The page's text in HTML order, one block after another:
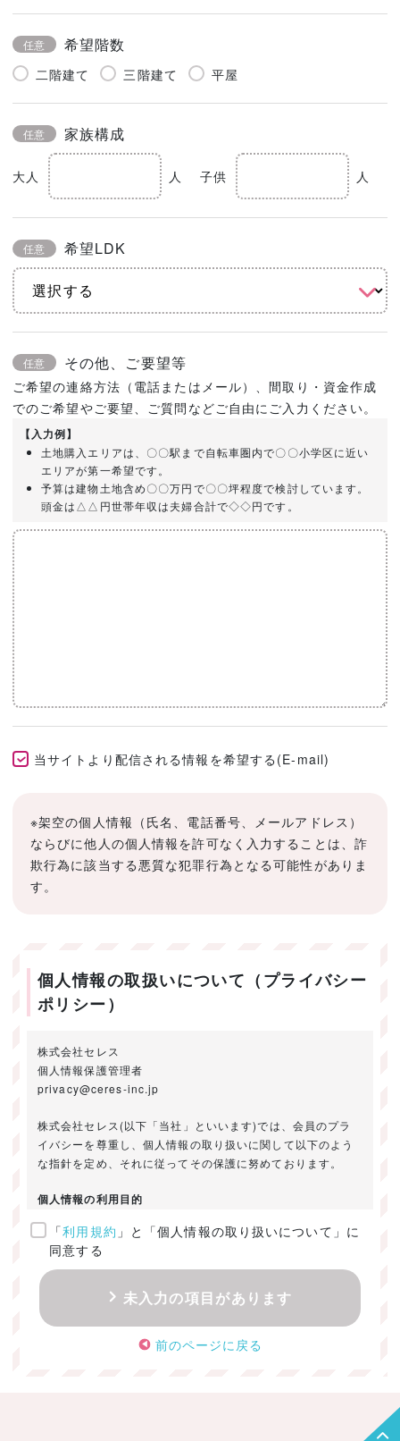
任意 希望階数
二階建て 三階建て 平屋
任意 家族構成
大人 人 子供 人
任意 希望LDK
任意 その他、ご要望等
ご希望の連絡方法（電話またはメール）、間取り・資金作成
でのご希望やご要望、ご質問などご自由にご入力ください。
【入力例】
土地購入エリアは、〇〇駅まで自転車圏内で〇〇小学区に近い
エリアが第一希望です。
予算は建物土地含め〇〇万円で〇〇坪程度で検討しています。
頭金は△△円世帯年収は夫婦合計で◇◇円です。
当サイトより配信される情報を希望する(E-mail)
※架空の個人情報（氏名、電話番号、メールアドレス）
ならびに他人の個人情報を許可なく入力することは、詐
欺行為に該当する悪質な犯罪行為となる可能性がありま
す。
個人情報の取扱いについて（プライバシー
ポリシー）
株式会社セレス
個人情報保護管理者
privacy@ceres-inc.jp
株式会社セレス(以下「当社」といいます)では、会員のプラ
イバシーを尊重し、個人情報の取り扱いに関して以下のよう
な指針を定め、それに従ってその保護に努めております。
個人情報の利用目的
ご提供いただきました個人情報は、以下のためにのみ利用い
たします。
・お問い合わせに対する回答及び資料送付のご連絡
・当社のお客様向けサービスの提供
・本人確認
・サービスの開発・改善のための分析
「利用規約 」と「個人情報の取り扱いについて」に
同意する
未入力の項目があります
前のページに戻る